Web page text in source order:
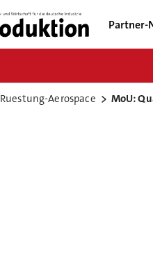
Partner-
Ruestung-Aerospace MoU: